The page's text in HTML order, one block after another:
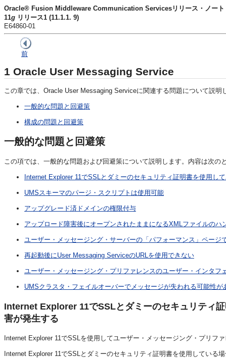
Oracle® Fusion Middleware Communication Servicesリリース・ノート
11g リリース1 (11.1.1. 9)
E64860-01
前
1 Oracle User Messaging Service
この章では、Oracle User Messaging Serviceに関連する問題について説明
一般的な問題と回避策
構成の問題と回避策
一般的な問題と回避策
この項では、一般的な問題および回避策について説明します。内容は次の
Internet Explorer 11でSSLとダミーのセキュリティ証明書を使用し
UMSスキーマのパージ・スクリプトは使用可能
アップグレード済ドメインの権限付与
アップロード障害後にオープンされたままになるXMLファイルのハ
ユーザー・メッセージング・サーバーの「パフォーマンス」ペー
再起動後にUser Messaging ServiceのURLを使用できない
ユーザー・メッセージング・プリファレンスのユーザー・インタフ
UMSクラスタ・フェイルオーバーでメッセージが失われる可能性が
Internet Explorer 11でSSLとダミーのセキュリティ
害が発生する
Internet Explorer 11でSSLを使用してユーザー・メッセージング・プリフ
Internet Explorer 11でSSLとダミーのセキュリティ証明書を使用している